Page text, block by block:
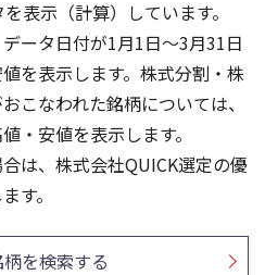
25/12
3,500
4,000
24/01
2,000
3,000
表示（計算）しています。
ータ日付が1月1日～3月31日
を表示します。株式分割・株
こなわれた銘柄については、
・安値を表示します。
は、株式会社QUICK選定の優
す。
を検索する